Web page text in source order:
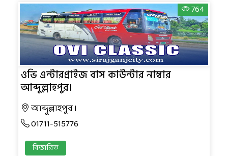
764
ওভি এন্টারপ্রাইজ বাস কাউন্টার নাম্বার
আব্দুল্লাহপুর।
আব্দুল্লাহপুর ।
01711-515776
বিস্তারিত